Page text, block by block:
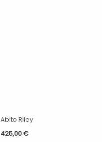
Abito Riley
425,00€